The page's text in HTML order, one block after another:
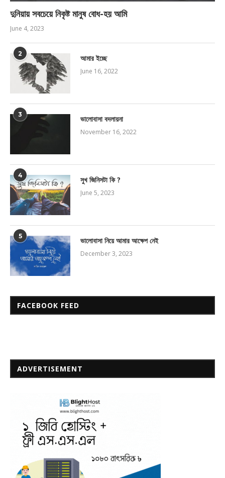
দুনিয়ায় সবচেয়ে নিকৃষ্ট মানুষ বোধ-হয় আমি
June 4, 2023
2 আমার ইচ্ছে
June 16, 2022
3 ভালোবাসা বদলায়না
November 16, 2022
4 সুখ জিনিসটা কি ?
June 5, 2023
5 ভালোবাসা নিয়ে আমার আক্ষেপ নেই
December 3, 2023
FACEBOOK FEED
ADVERTISEMENT